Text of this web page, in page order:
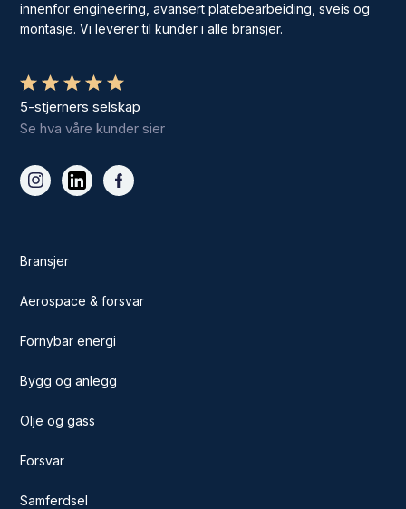
innenfor engineering, avansert platebearbeiding, sveis og
montasje. Vi leverer til kunder i alle bransjer.
5-stjerners selskap
Se hva våre kunder sier
Bransjer
Aerospace & forsvar
Fornybar energi
Bygg og anlegg
Olje og gass
Forsvar
Samferdsel